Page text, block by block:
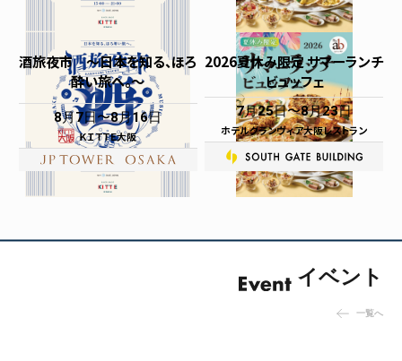
酒旅夜市 〜日本を知る、ほろ
酔い旅へ。〜
8月7日 8月16日
ＫＩＴＴＥ大阪
2026夏休み限定 サマーランチ
ビュッフェ
7月25日 8月23日
ホテルグランヴィア大阪レストラン
イベント
一覧へ